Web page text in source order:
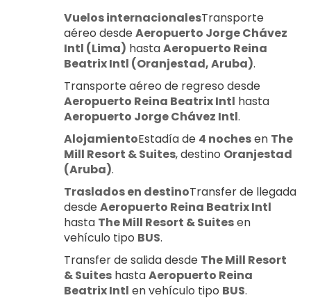
Vuelos internacionalesTransporte
aéreo desde Aeropuerto Jorge Chávez
Intl (Lima) hasta Aeropuerto Reina
Beatrix Intl (Oranjestad, Aruba).
Aeropuerto Reina Beatrix Intl
Aeropuerto Jorge Chávez Intl.
AlojamientoEstadía de 4 noches en The
Mill Resort & Suites, destino Oranjestad
(Aruba).
Traslados en destinoTransfer de llegada
desde Aeropuerto Reina Beatrix Intl
hasta The Mill Resort & Suites en
vehículo tipo BUS.
Transfer de salida desde The Mill Resort
& Suites hasta Aeropuerto Reina
Beatrix Intl en vehículo tipo BUS.